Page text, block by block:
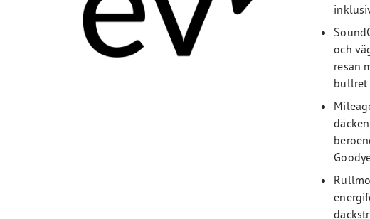
och
resan
bullret